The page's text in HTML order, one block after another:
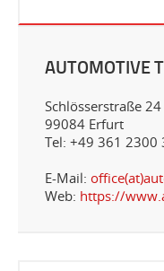
AUTOMOTIVE
Schlösserstraße 24
99084 Erfurt
Tel: +49 361 2300
E-Mail:
Web: https://